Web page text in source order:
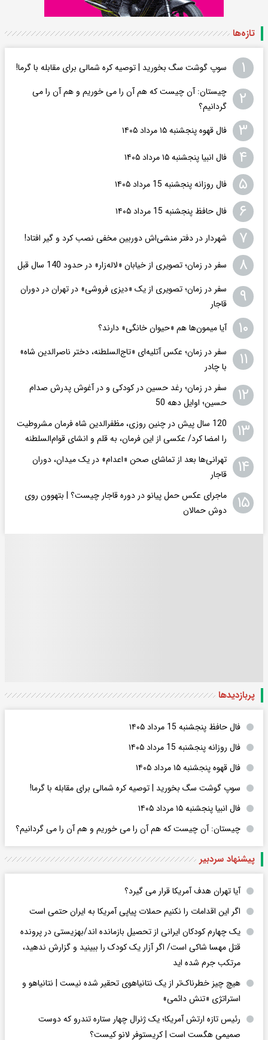
تازه‌ها
۱ سوپ گوشت سگ بخورید | توصیه کره شمالی برای مقابله با گرما!
۲
چیستان: آن چیست که هم آن را می خوریم و هم آن را می
گردانیم؟
۳ فال قهوه پنجشنبه ۱۵ مرداد ۱۴۰۵
۴ فال انبیا پنجشنبه ۱۵ مرداد ۱۴۰۵
۵ فال روزانه پنجشنبه 15 مرداد ۱۴۰۵
۶ فال حافظ پنجشنبه 15 مرداد ۱۴۰۵
۷ شهردار در دفتر منشی‌اش دوربین مخفی نصب کرد و گیر افتاد!
۸ سفر در زمان؛ تصویری از خیابان «لاله‌زار» در حدود 140 سال قبل
۹
سفر در زمان؛ تصویری از یک «دیزی فروشی» در تهران در دوران
قاجار
۱۰ آیا میمون‌ها هم «حیوان خانگی» دارند؟
۱۱
سفر در زمان؛ عکس آتلیه‌ای «تاج‌السلطنه، دختر ناصرالدین شاه»
با چادر
۱۲
سفر در زمان؛ رغد حسین در کودکی و در آغوش پدرش صدام
حسین؛ اوایل دهه 50
۱۳
120 سال پیش در چنین روزی، مظفرالدین شاه فرمان مشروطیت
را امضا کرد/ عکسی از این فرمان، به قلم و انشای قوام‌السلطنه
۱۴
تهرانی‌ها بعد از تماشای صحن «اعدام» در یک میدان، دوران
قاجار
۱۵
ماجرای عکس حمل پیانو در دوره قاجار چیست؟ | بتهوون روی
دوش حمالان
پربازدید‌ها
فال حافظ پنجشنبه 15 مرداد ۱۴۰۵
فال روزانه پنجشنبه 15 مرداد ۱۴۰۵
فال قهوه پنجشنبه ۱۵ مرداد ۱۴۰۵
سوپ گوشت سگ بخورید | توصیه کره شمالی برای مقابله با گرما!
فال انبیا پنجشنبه ۱۵ مرداد ۱۴۰۵
چیستان: آن چیست که هم آن را می خوریم و هم آن را می گردانیم؟
پیشنهاد سردبیر
آیا تهران هدف آمریکا قرار می گیرد؟
اگر این اقدامات را نکنیم حملات پیاپی آمریکا به ایران حتمی است
یک چهارم کودکان ایرانی از تحصیل بازمانده اند/بهزیستی در پرونده
قتل مهسا شاکی است/ اگر آزار یک کودک را ببینید و گزارش ندهید،
مرتکب جرم شده اید
هیچ چیز خطرناک‌تر از یک نتانیاهوی تحقیر شده نیست | نتانیاهو و
استراتژی «تنش دائمی»
رئیس تازه ارتش آمریکا؛ یک ژنرال چهار ستاره تندرو که دوست
صمیمی هگست است | کریستوفر لانو کیست؟